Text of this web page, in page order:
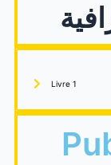
Livre 1